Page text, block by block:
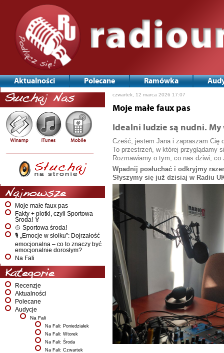
Aktualności Polecane Ramówka
Słuchaj Nas
Najnowsze
Moje małe faux pas
Fakty + plotki, czyli Sportowa
Środa! 🏅
🥎 Sportowa środa!
🎙️ „Emocje w słoiku”: Dojrzałość
emocjonalna – co to znaczy być
emocjonalnie dorosłym?
Na Fali
Kategorie
Recenzje
Aktualności
Polecane
Audycje
Na Fali
Na Fali: Poniedziałek
Na Fali: Wtorek
Na Fali: Środa
Na Fali: Czwartek
czwartek, 12 marca 2026 17:07
Moje małe faux pas
Idealni ludzie są nudni.
Cześć, jestem Jana i zapraszam Cię
To przestrzeń, w której przyglądamy
Rozmawiamy o tym, co nas dziwi,
Wpadnij posłuchać i odkryjmy
Słyszymy się już dzisiaj w Radiu
Nawigacja
po
wpisach